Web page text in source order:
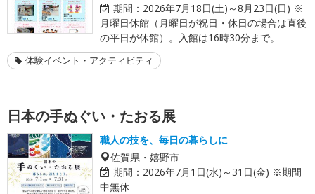
期間： 2026年7月18日(土)～8月23日(日) ※
月曜日休館（月曜日が祝日・休日の場合は直後
の平日が休館）。入館は16時30分まで。
体験イベント・アクティビティ
日本の手ぬぐい・たおる展
職人の技を、毎日の暮らしに
佐賀県・嬉野市
期間： 2026年7月1日(水)～31日(金) ※期間
中無休